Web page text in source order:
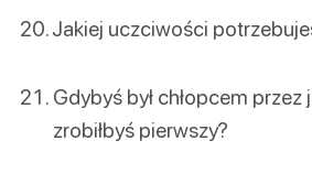
Jakiej uczciwości
Gdybyś był chłopcem przez
zrobiłbyś pierwszy?